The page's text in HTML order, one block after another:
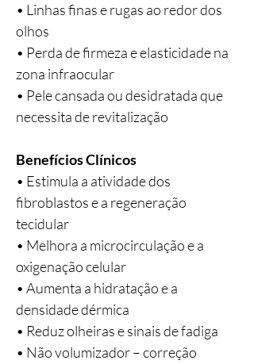
• Linhas finas e rugas ao redor dos
olhos
• Perda de firmeza e elasticidade na
zona infraocular
• Pele cansada ou desidratada que
necessita de revitalização
Benefícios Clínicos
• Estimula a atividade dos
fibroblastos e a regeneração
tecidular
• Melhora a microcirculação e a
oxigenação celular
• Aumenta a hidratação e a
densidade dérmica
• Reduz olheiras e sinais de fadiga
• Não volumizador – correção